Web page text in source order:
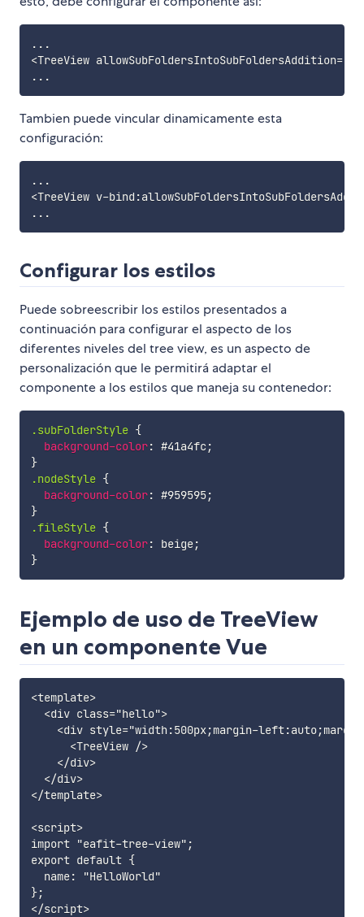
...
<TreeView
Tambien puede vincular dinamicamente esta
configuración:
...
<TreeView v-
Configurar los estilos
Puede sobreescribir los estilos presentados a
continuación para configurar el aspecto de los
diferentes niveles del tree view, es un aspecto de
personalización que le permitirá adaptar el
componente a los estilos que maneja su contenedor:
.subFolderStyle {
background-color: #41a4fc;
}
.nodeStyle {
background-color: #959595;
}
.fileStyle {
background-color: beige;
}
Ejemplo de uso de TreeView
en un componente Vue
<template>
  <div class="hello">
<div style="width:500px;margin-
      <TreeView />
    </div>
  </div>
</template>
<script>
import "eafit-tree-view";
export default {
  name: "HelloWorld"
};
</script>